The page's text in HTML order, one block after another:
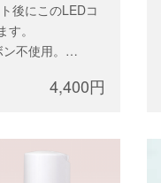
後にこのLEDコ
。
不使用。
ウントでログイ
4,400円